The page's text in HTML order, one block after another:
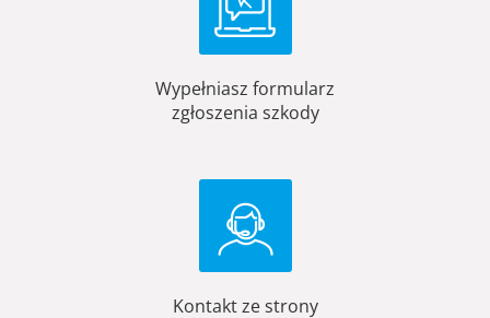
Wypełniasz formularz
zgłoszenia szkody
Kontakt ze strony